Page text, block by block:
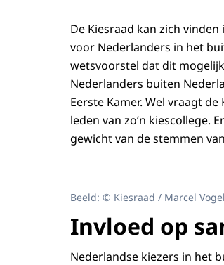
De Kiesraad kan zich
voor Nederlanders in het
wetsvoorstel dat dit
Nederlanders buiten
Eerste Kamer. Wel vraagt
leden van zo’n kiescollege.
gewicht van de stemmen
Beeld: © Kiesraad / Marcel Vogel
Invloed op
Nederlandse kiezers in het